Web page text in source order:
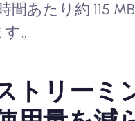
間あたり約 115
。
トリーミ